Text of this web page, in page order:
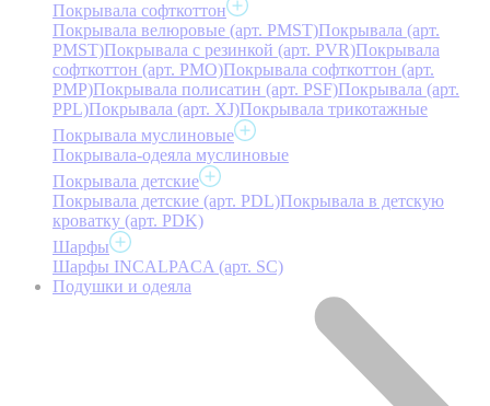
Покрывала софткоттон
Покрывала велюровые (арт. PMST)Покрывала (арт.
PMST)Покрывала с резинкой (арт. PVR)Покрывала
софткоттон (арт. PMO)Покрывала софткоттон (арт.
PMP)Покрывала полисатин (арт. PSF)Покрывала (арт.
PPL)Покрывала (арт. XJ)Покрывала трикотажные
Покрывала муслиновые
Покрывала-одеяла муслиновые
Покрывала детские
Покрывала детские (арт. PDL)Покрывала в детскую
кроватку (арт. PDK)
Шарфы
Шарфы INCALPACA (арт. SC)
Подушки и одеяла